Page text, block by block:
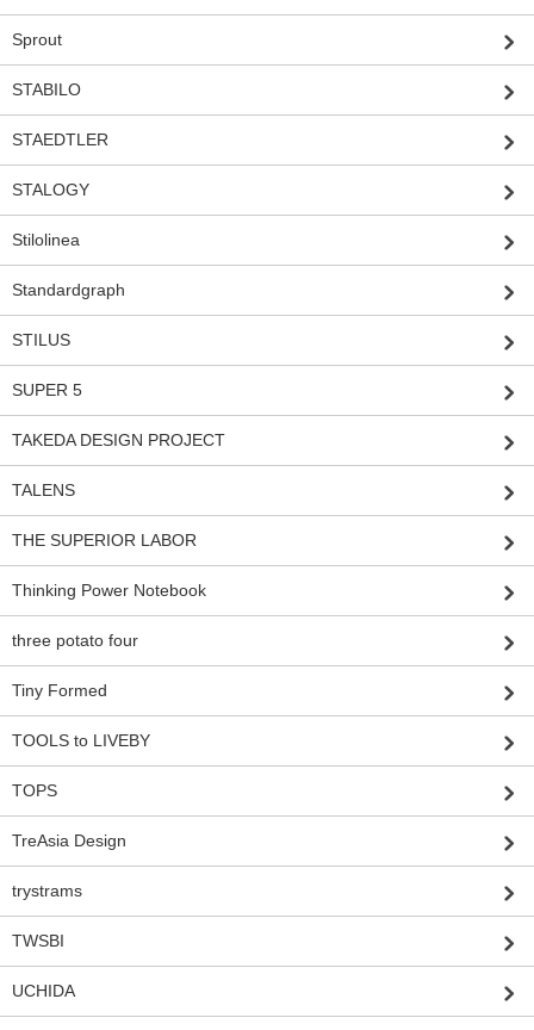
Sprout
STABILO
STAEDTLER
STALOGY
Stilolinea
Standardgraph
STILUS
SUPER 5
TAKEDA DESIGN PROJECT
TALENS
THE SUPERIOR LABOR
Thinking Power Notebook
three potato four
Tiny Formed
TOOLS to LIVEBY
TOPS
TreAsia Design
trystrams
TWSBI
UCHIDA